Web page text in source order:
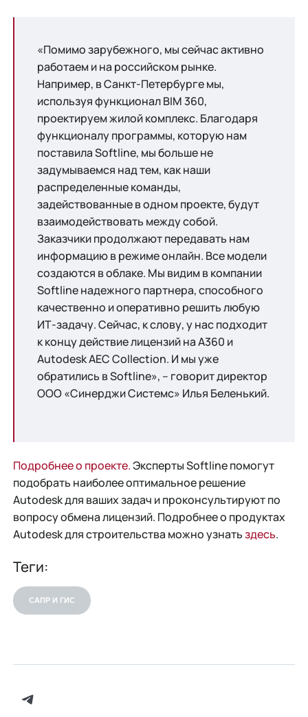
«Помимо зарубежного, мы сейчас активно
работаем и на российском рынке.
Например, в Санкт-Петербурге мы,
используя функционал BIM 360,
проектируем жилой комплекс. Благодаря
функционалу программы, которую нам
поставила Softline, мы больше не
задумываемся над тем, как наши
распределенные команды,
задействованные в одном проекте, будут
взаимодействовать между собой.
Заказчики продолжают передавать нам
информацию в режиме онлайн. Все модели
создаются в облаке. Мы видим в компании
Softline надежного партнера, способного
качественно и оперативно решить любую
ИТ-задачу. Сейчас, к слову, у нас подходит
к концу действие лицензий на A360 и
Autodesk AEC Collection. И мы уже
обратились в Softline», – говорит директор
ООО «Синерджи Системс» Илья Беленький.
Подробнее о проекте.Эксперты Softline помогут
подобрать наиболее оптимальное решение
Autodesk для ваших задач и проконсультируют по
вопросу обмена лицензий. Подробнее о продуктах
Autodesk для строительства можно узнатьздесь.
Теги:
САПР И ГИС